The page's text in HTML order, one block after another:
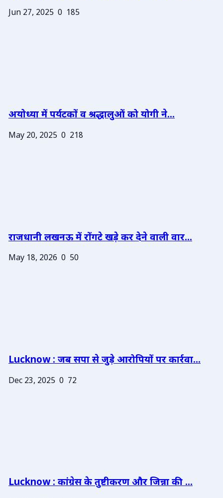
Jun 27, 2025 0 185
अयोध्या में पर्यटकों व श्रद्धालुओं को योगी ने...
May 20, 2025 0 218
राजधानी लखनऊ में रोंगटे खड़े कर देने वाली वार...
May 18, 2026 0 50
Lucknow : जब सपा से जुड़े आरोपियों पर कार्रवा...
Dec 23, 2025 0 72
Lucknow : कांग्रेस के तुष्टीकरण और जिन्ना की ...